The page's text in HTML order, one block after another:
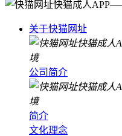
关于快猫网址
公司简介
简介
文化理念